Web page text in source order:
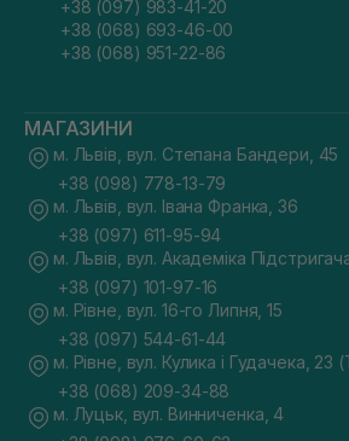
+38 (097) 983-41-20
+38 (068) 693-46-00
+38 (068) 951-22-86
МАГАЗИНИ
м. Львів, вул. Степана Бандери, 45
+38 (098) 778-13-79
м. Львів, вул. Івана Франка, 36
+38 (097) 611-95-94
м. Львів, вул. Академіка
+38 (097) 101-97-16
м. Рівне, вул. 16-го Липня, 15
+38 (097) 544-61-44
м. Рівне, вул. Кулика і Гудачека, 23
+38 (068) 209-34-88
м. Луцьк, вул. Винниченка, 4